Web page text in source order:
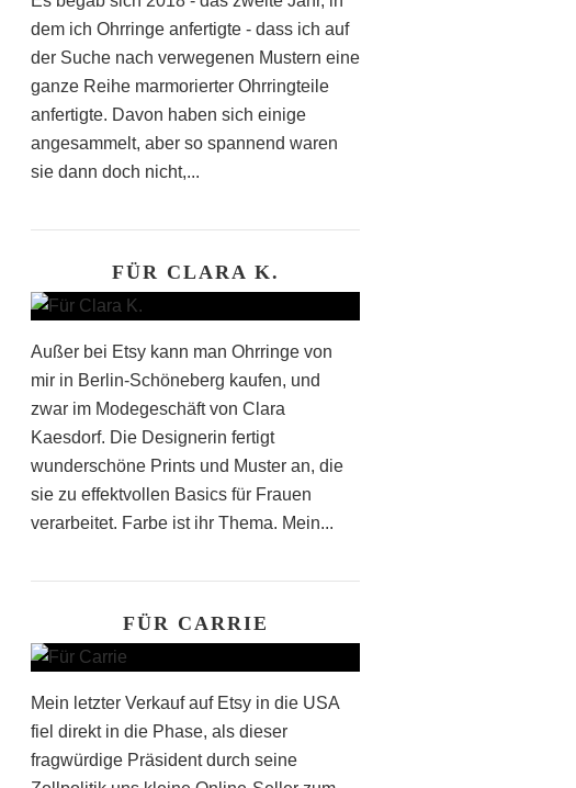
dem ich Ohrringe anfertigte - dass ich auf
der Suche nach verwegenen Mustern eine
ganze Reihe marmorierter Ohrringteile
anfertigte. Davon haben sich einige
angesammelt, aber so spannend waren
sie dann doch nicht,...
FÜR CLARA K.
Außer bei Etsy kann man Ohrringe von
mir in Berlin-Schöneberg kaufen, und
zwar im Modegeschäft von Clara
Kaesdorf. Die Designerin fertigt
wunderschöne Prints und Muster an, die
sie zu effektvollen Basics für Frauen
verarbeitet. Farbe ist ihr Thema. Mein...
FÜR CARRIE
Mein letzter Verkauf auf Etsy in die USA
fiel direkt in die Phase, als dieser
fragwürdige Präsident durch seine